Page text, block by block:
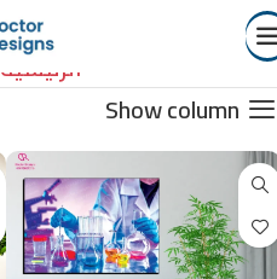
معامل التحليل الرئيسية
Show column